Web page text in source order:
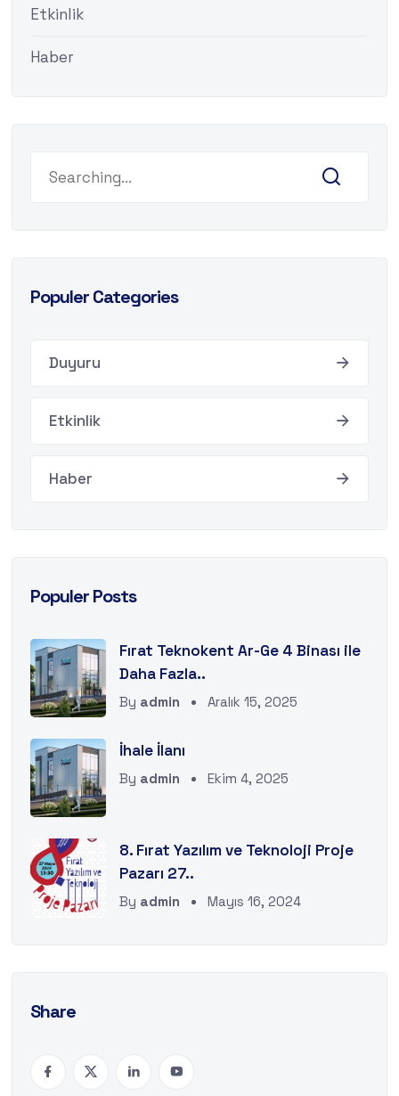
Etkinlik
Haber
Populer Categories
Duyuru
Etkinlik
Haber
Populer Posts
Fırat Teknokent Ar-Ge 4 Binası ile
Daha Fazla..
By admin Aralık 15, 2025
İhale İlanı
By admin Ekim 4, 2025
8. Fırat Yazılım ve Teknoloji Proje
Pazarı 27..
By admin Mayıs 16, 2024
Share